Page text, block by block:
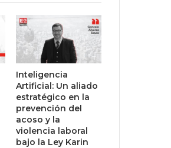
Inteligencia
Artificial: Un aliado
estratégico en la
prevención del
acoso y la
violencia laboral
bajo la Ley Karin